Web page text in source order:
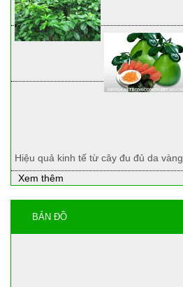
Hiệu quả kinh tế từ cây đu đủ da vàng
Xem thêm
BẢN ĐỒ